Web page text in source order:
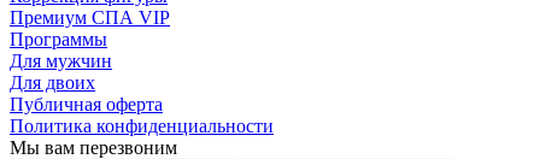
Премиум СПА VIP
Программы
Для мужчин
Для двоих
Публичная оферта
Политика конфиденциальности
Мы вам перезвоним